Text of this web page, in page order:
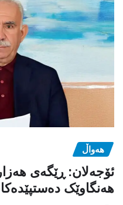
هەواڵ
ئۆجەلان: ڕێگەی
هەنگاوێک